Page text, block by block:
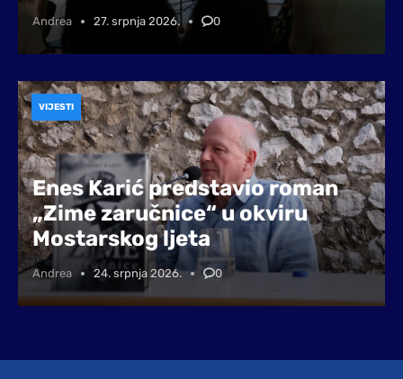
Andrea 27. srpnja 2026. 0
Enes Karić predstavio roman
„Zime zaručnice“ u okviru
Mostarskog ljeta
Andrea 24. srpnja 2026. 0
VIJESTI